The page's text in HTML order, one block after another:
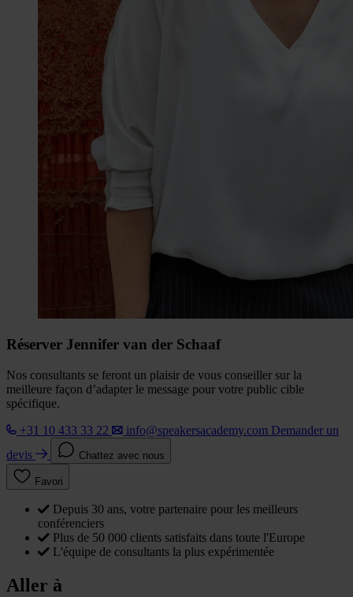
Réserver Jennifer van der Schaaf
Nos consultants se feront un plaisir de vous conseiller sur la
meilleure façon d’adapter le message pour votre public cible
spécifique.
+31 10 433 33 22
info@speakersacademy.com Demander un
devis
Chattez avec nous
Favori
Depuis 30 ans, votre partenaire pour les meilleurs
conférenciers
Plus de 50 000 clients satisfaits dans toute l'Europe
L'équipe de consultants la plus expérimentée
Aller à